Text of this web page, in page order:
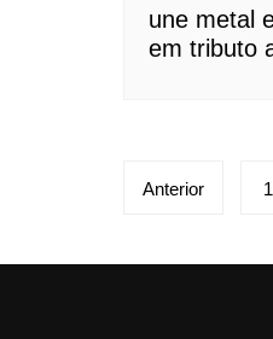
une metal
em tributo
posts
Anterior 1